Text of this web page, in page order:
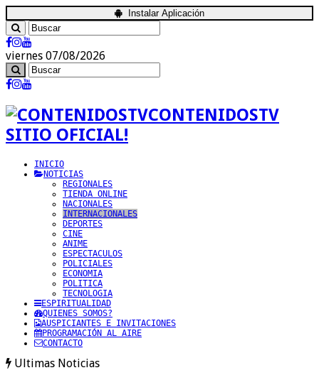
Instalar Aplicación
viernes 07/08/2026
CONTENIDOSTV
SITIO OFICIAL!
INICIO
NOTICIAS
REGIONALES
TIENDA ONLINE
NACIONALES
INTERNACIONALES
DEPORTES
CINE
ANIME
ESPECTACULOS
POLICIALES
ECONOMIA
POLITICA
TECNOLOGIA
ESPIRITUALIDAD
QUIENES SOMOS?
AUSPICIANTES E INVITACIONES
PROGRAMACIÓN AL AIRE
CONTACTO
Ultimas Noticias